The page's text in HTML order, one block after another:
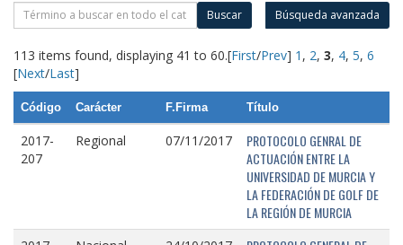
Buscar Búsqueda avanzada
113 items found, displaying 41 to 60.[First/Prev] 1 , 2, 3, 4, 5, 6
[Next/Last]
Código Carácter F.Firma Título
2017-
207
Regional 07/11/2017
PROTOCOLO GENRAL DE
ACTUACIÓN ENTRE LA
UNIVERSIDAD DE MURCIA Y
LA FEDERACIÓN DE GOLF DE
LA REGIÓN DE MURCIA